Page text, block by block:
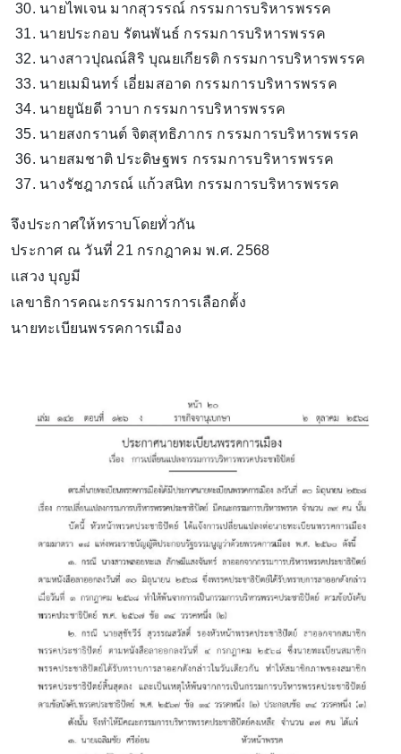
นายไพเจน มากสุวรรณ์ กรรมการบริหารพรรค
นายประกอบ รัตนพันธ์ กรรมการบริหารพรรค
นางสาวปุณณ์สิริ บุณยเกียรติ กรรมการบริหารพรรค
นายเมมินทร์ เอี่ยมสอาด กรรมการบริหารพรรค
นายยูนัยดี วาบา กรรมการบริหารพรรค
นายสงกรานต์ จิตสุทธิภากร กรรมการบริหารพรรค
นายสมชาติ ประดิษฐพร กรรมการบริหารพรรค
นางรัชฎาภรณ์ แก้วสนิท กรรมการบริหารพรรค
จึงประกาศให้ทราบโดยทั่วกัน
ประกาศ ณ วันที่ 21 กรกฎาคม พ.ศ. 2568
แสวง บุญมี
เลขาธิการคณะกรรมการการเลือกตั้ง
นายทะเบียนพรรคการเมือง